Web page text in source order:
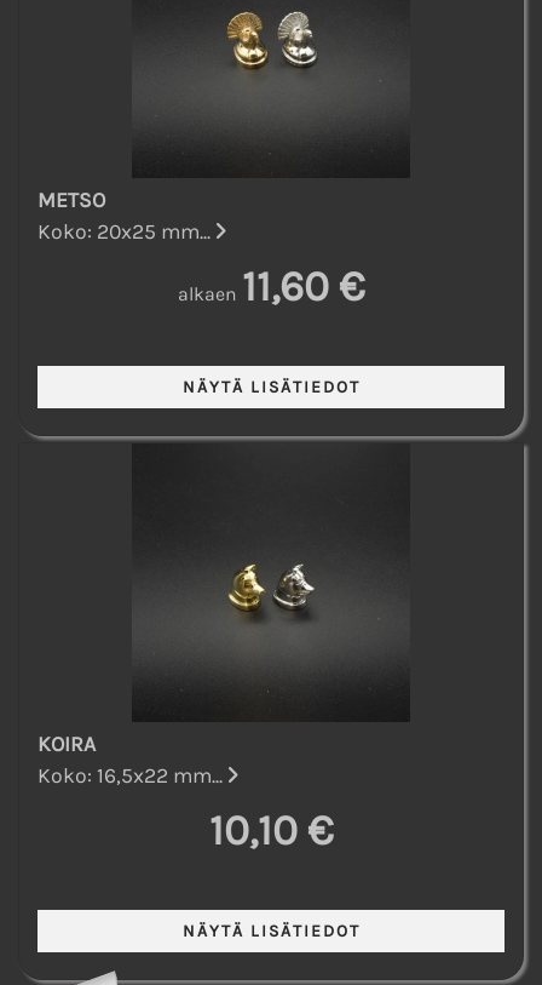
METSO
Koko: 20x25 mm...
alkaen 11,60 €
KOIRA
Koko: 16,5x22 mm...
10,10 €